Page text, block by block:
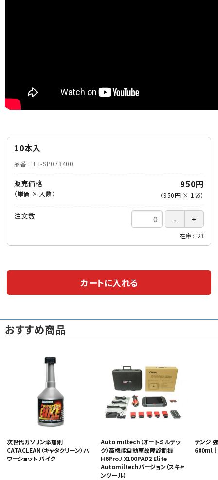
10本入
品番 ET-SP073400
販売価格
（単価 × 入数）
950円
（950円 × 1 袋）
注文数
在庫 23
カートに入れる
おすすめ商品
次世代ガソリン添加剤
CATACLEAN（キャタクリーン）パ
ワーショット バイク
Auto miltech（オートミルテッ
ク）高機能自動車故障診断機
H6ProJ X100PAD2 Elite
Automiltechバージョン（スキャ
ンツール）
テンジ
600ml